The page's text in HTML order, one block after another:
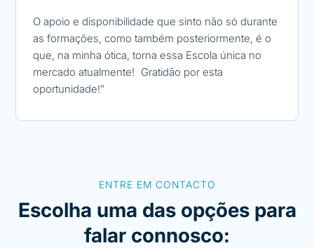
O apoio e disponibilidade que sinto não só durante
as formações, como também posteriormente, é o
que, na minha ótica, torna essa Escola única no
mercado atualmente! Gratidão por esta
oportunidade!”
ENTRE EM CONTACTO
Escolha uma das opções para
falar connosco: